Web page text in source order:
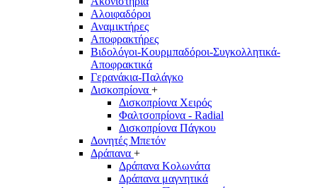
Αλοιφαδόροι
Αναμικτήρες
Αποφρακτήρες
Βιδολόγοι-Κουρμπαδόροι-Συγκολλητικά-
Αποφρακτικά
Γερανάκια-Παλάγκο
Δισκοπρίονα +
Δισκοπρίονα Χειρός
Φαλτσοπρίονα - Radial
Δισκοπρίονα Πάγκου
Δονητές Μπετόν
Δράπανα +
Δράπανα Κολωνάτα
Δράπανα μαγνητικά